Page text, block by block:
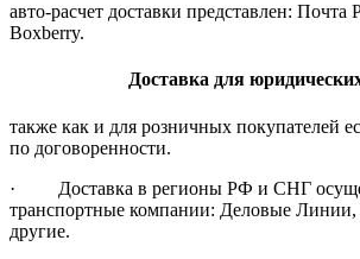
авто-расчет доставки представлен: Почта
Boxberry.
Доставка для
также как и для розничных покупателей
по договоренности.
· Доставка в регионы РФ и СНГ
транспортные компании: Деловые
другие.